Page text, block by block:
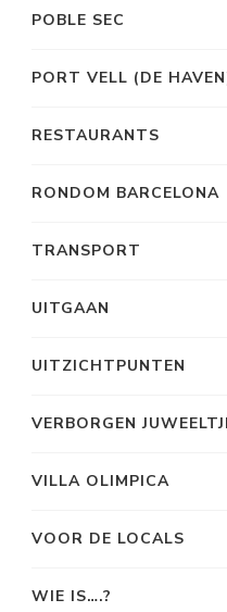
POBLE SEC
PORT VELL (DE
RESTAURANTS
RONDOM BARCELONA
TRANSPORT
UITGAAN
UITZICHTPUNTEN
VERBORGEN
VILLA OLIMPICA
VOOR DE LOCALS
WIE IS….?